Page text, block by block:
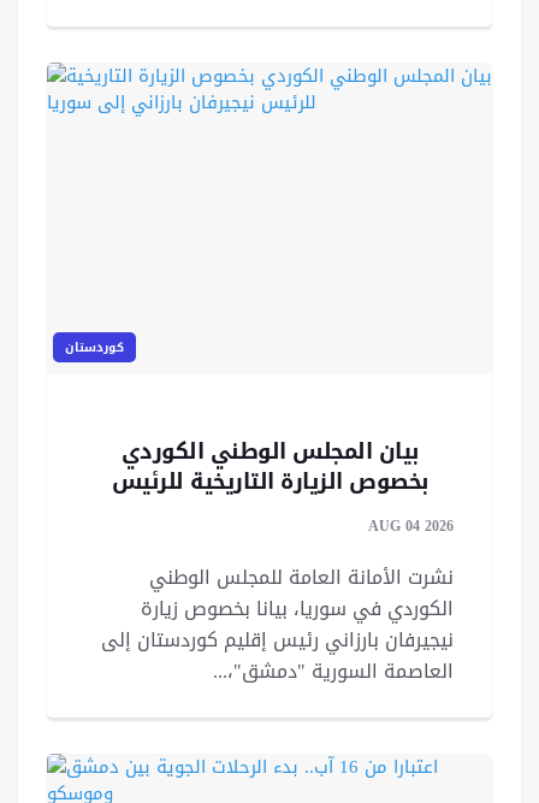
كوردستان
‏‏بيان المجلس الوطني الكوردي
بخصوص الزيارة التاريخية للرئيس
نيجيرفان بارزاني إلى سورياAUG 04 2026
نشرت الأمانة العامة للمجلس الوطني
الكوردي في سوريا، بيانا بخصوص زيارة
نيجيرفان بارزاني رئيس إقليم كوردستان إلى
العاصمة السورية "دمشق"،...